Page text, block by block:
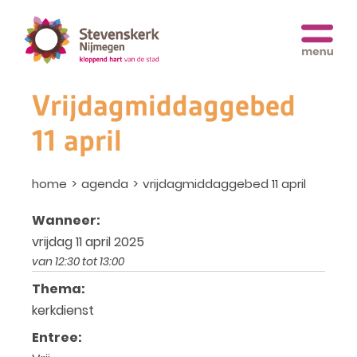
Vrijdagmiddaggebed
11 april
home agenda vrijdagmiddaggebed 11 april
Wanneer:
vrijdag 11 april 2025
van 12:30 tot 13:00
Thema:
kerkdienst
Entree: